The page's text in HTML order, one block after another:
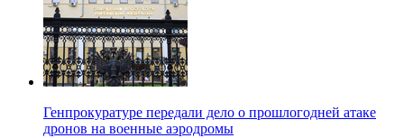
Генпрокуратуре передали дело о прошлогодней атаке
дронов на военные аэродромы